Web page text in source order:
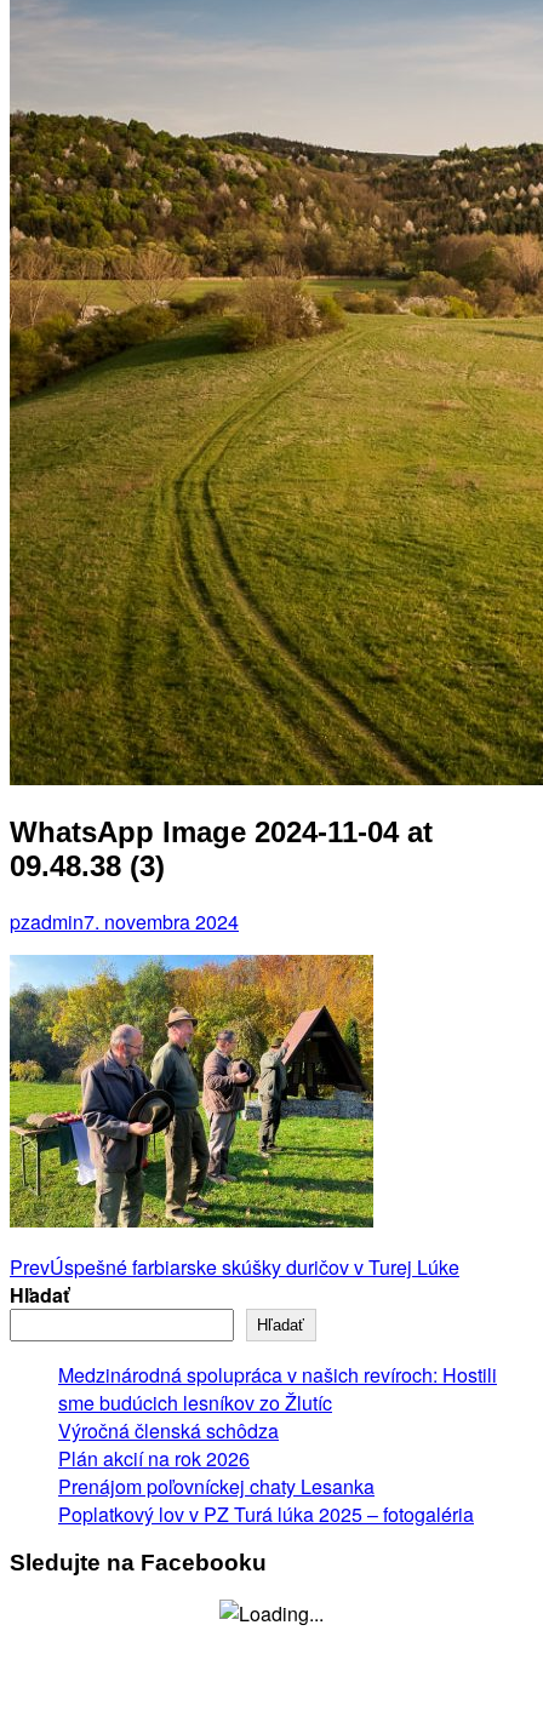
WhatsApp Image 2024-11-04 at
09.48.38 (3)
pzadmin7. novembra 2024
Post
navigation
PrevÚspešné farbiarske skúšky duričov v Turej Lúke
Hľadať
Hľadať
Medzinárodná spolupráca v našich revíroch: Hostili
sme budúcich lesníkov zo Žlutíc
Výročná členská schôdza
Plán akcií na rok 2026
Prenájom poľovníckej chaty Lesanka
Poplatkový lov v PZ Turá lúka 2025 – fotogaléria
Sledujte na Facebooku